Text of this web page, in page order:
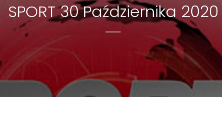
SPORT 30 Października 2020